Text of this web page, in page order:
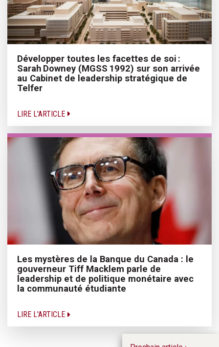
Développer toutes les facettes de soi :
Sarah Downey (MGSS 1992) sur son arrivée
au Cabinet de leadership stratégique de
Telfer
LIRE L'ARTICLE
Les mystères de la Banque du Canada : le
gouverneur Tiff Macklem parle de
leadership et de politique monétaire avec
la communauté étudiante
LIRE L'ARTICLE